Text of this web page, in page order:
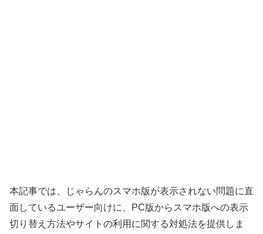
本記事では、じゃらんのスマホ版が表示されない問題に直
面しているユーザー向けに、PC版からスマホ版への表示
切り替え方法やサイトの利用に関する対処法を提供しま